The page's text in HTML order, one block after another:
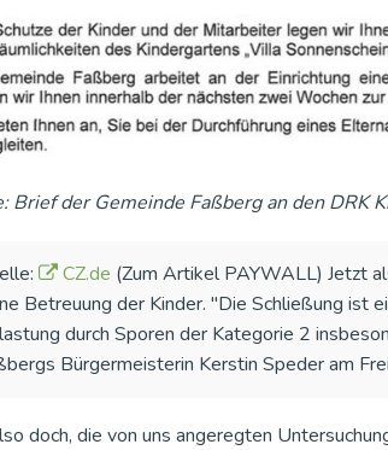
Brief der Gemeinde Faßberg an den DRK
CZ.de (Zum Artikel PAYWALL) Jetzt
Betreuung der Kinder. "Die Schließung ist
durch Sporen der Kategorie 2
Bürgermeisterin Kerstin Speder am
doch, die von uns angeregten